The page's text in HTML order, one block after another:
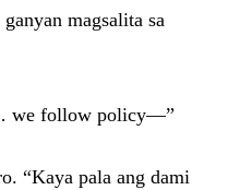
magsalita sa
we follow policy—”
“Kaya pala ang dami